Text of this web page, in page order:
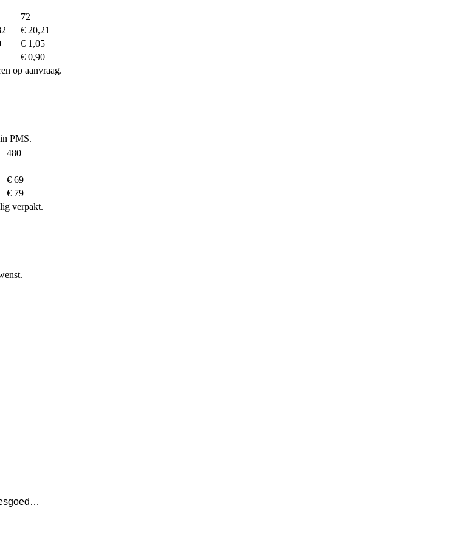
72
€ 20,21
€ 1,05
€ 0,90
op aanvraag.
PMS.
480
€ 69
€ 79
verpakt.